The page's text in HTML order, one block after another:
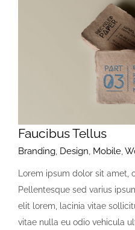
Faucibus Tellus
Branding, Design, Mobile,
Lorem ipsum dolor sit
Pellentesque sed varius
elit lorem, lacinia vitae
vitae nulla eu odio vehicula